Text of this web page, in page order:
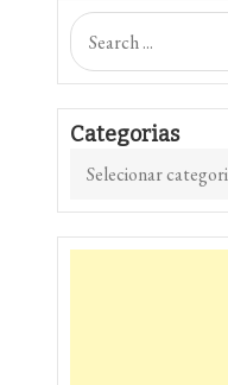
Search
for:
Categorias
Categorias